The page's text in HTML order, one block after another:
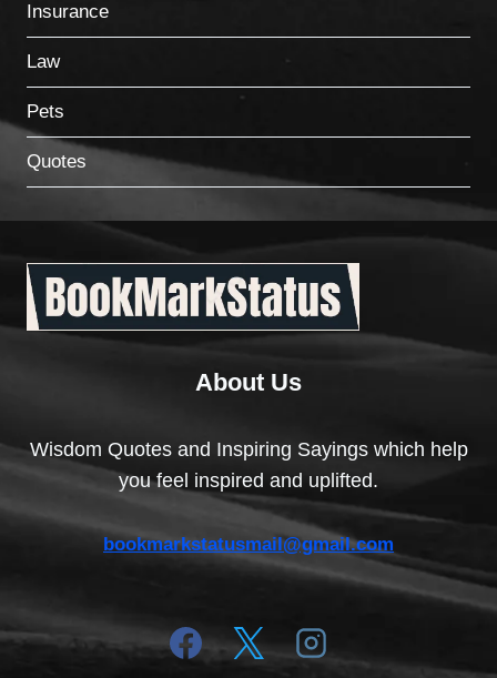
Insurance
Law
Pets
Quotes
About Us
Wisdom Quotes and Inspiring Sayings which help
you feel inspired and uplifted.
bookmarkstatusmail@gmail.com